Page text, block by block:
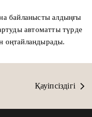
байланысты алдыңғы
автоматты түрде
оңтайландырады.
Қауіпсіздігі